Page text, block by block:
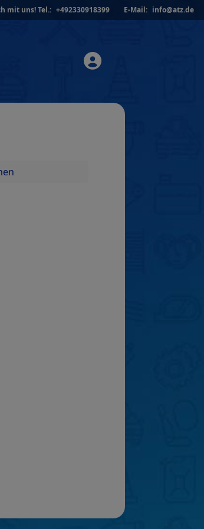
mit uns!Tel.: +492330918399 E-Mail: info@atz.de